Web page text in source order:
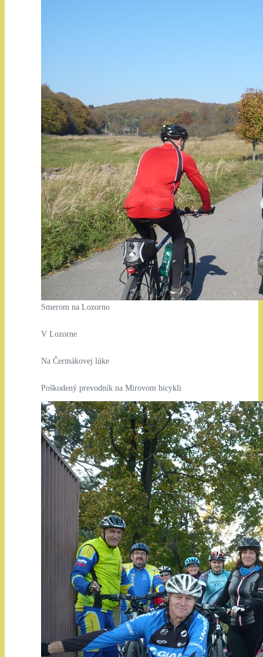
Smerom na Lozorno
V Lozorne
Na Čermákovej lúke
Poškodený prevodník na Mirovom bicykli